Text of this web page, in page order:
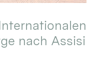
nach Assisi